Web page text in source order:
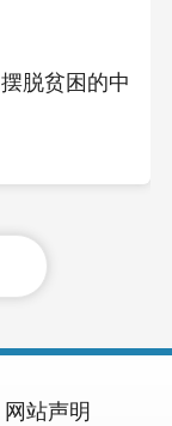
脱贫困的中
网站声明